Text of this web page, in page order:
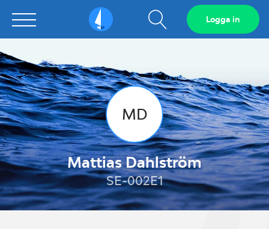
Sailarena Visa
sökfält
Logga in
MD
Mattias Dahlström
SE-002E1